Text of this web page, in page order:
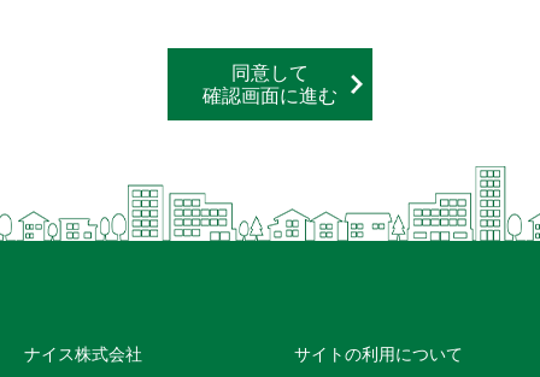
同意して
確認画面に進む
ナイス株式会社 サイトの利用について